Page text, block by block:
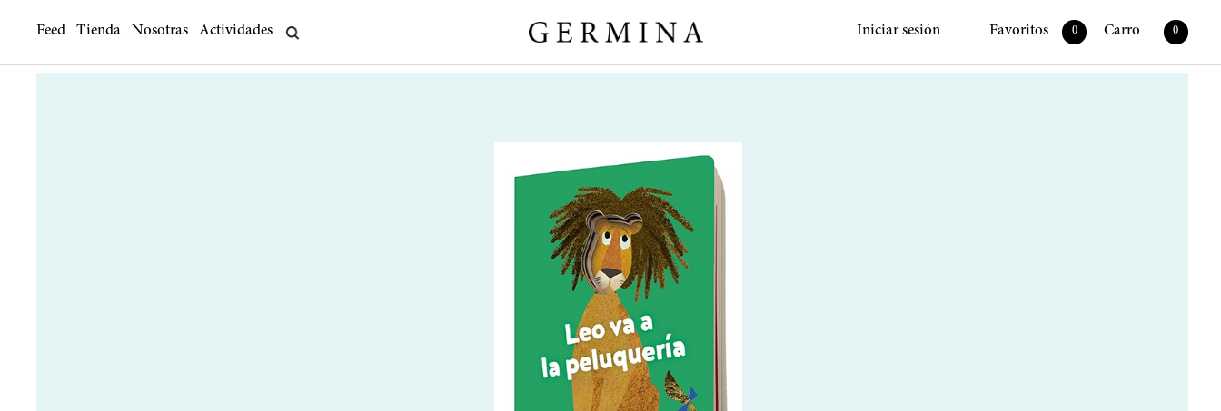
Feed Tienda Nosotras Actividades Iniciar sesión Favoritos 0 Carro 0